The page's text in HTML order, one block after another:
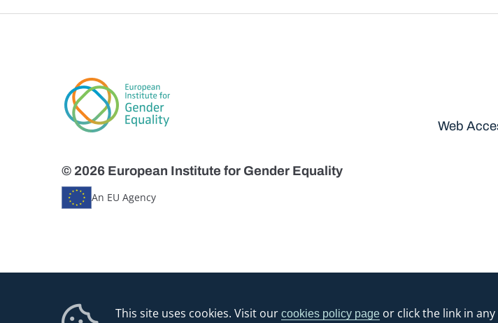
This site uses cookies. Visit ourcookies policy page or click the link in
© 2026 European Institute for Gender Equality
An EU Agency
Web